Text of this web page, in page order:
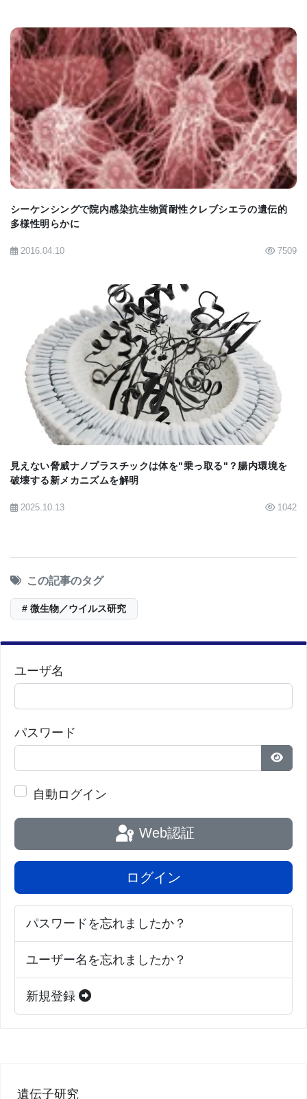
います」。
種を超えた伝播は予想以上に一般的
本研究の進化解析によると、コウモリのモービリウ
イルス、ならびに食肉類や有蹄類のモービリウイル
スは、過去に何度も種の壁を越えてきたことが示唆
されています。これには、コウモリからブタやサル
への伝播も含まれます。近年、SARSやエボラ出血
た同様のホストスイッチが原因であったと考えられ
ています。
「私たちの結果は、モービリウイルスがこれまで考
えられていたよりもコウモリの間で一般的かつ多様
であり、稀なケースでは他の動物に飛び火する可能
性があることを示しています」と、シャリテ・ベル
ター（DZIF）の「新興感染症」研究領域の科学者で
もある研究責任者のヤン・フェリックス・ドレクス
と家畜双方のためのワクチンなどの予防策の開発を
麻疹ウイルス（モルビリウイルス）の電子顕微鏡写
真
Nature Microbiology abstract
BIOMARKET JP
シーケンシングで院内感染抗生物質耐性クレブシエラの遺伝的
多様性明らかに
2016.04.10 7509
BIOMARKET JP
見えない脅威ナノプラスチックは体を"乗っ取る"？腸内環境を
破壊する新メカニズムを解明
2025.10.13 1042
この記事のタグ
# 微生物／ウイルス研究
ユーザ名
パスワード
パス
自動ログイン
Web認証
ログイン
パスワードを忘れましたか？
ユーザー名を忘れましたか？
新規登録
遺伝子研究